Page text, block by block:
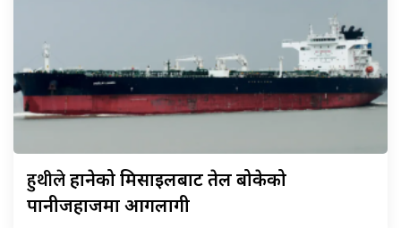
हुथीलेहानेको मिसाइलबाट तेल बोकेको
पानीजहाजमा आगलागी